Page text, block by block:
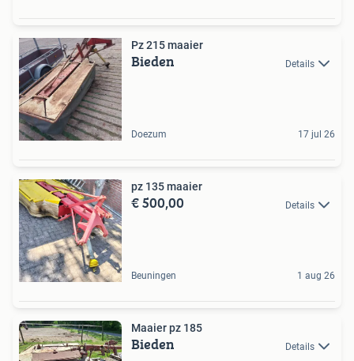
Pz 215 maaier
Bieden Details
Doezum 17 jul 26
pz 135 maaier
€ 500,00 Details
Beuningen 1 aug 26
Maaier pz 185
Bieden Details